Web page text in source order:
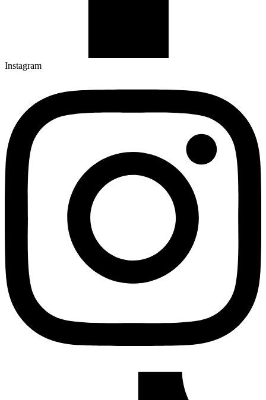
Instagram